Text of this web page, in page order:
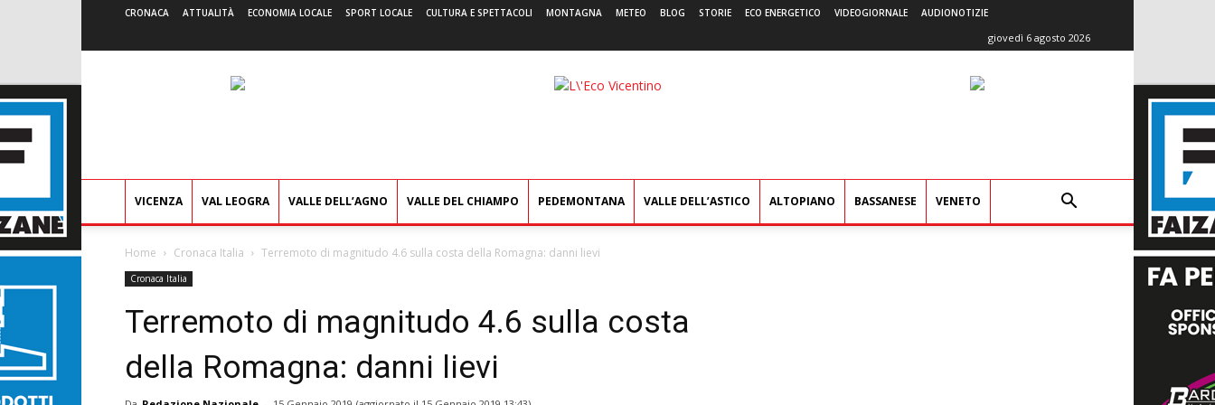
CRONACA ATTUALITÀ ECONOMIA LOCALE SPORT LOCALE CULTURA E SPETTACOLI MONTAGNA METEO BLOG STORIE ECO ENERGETICO VIDEOGIORNALE AUDIONOTIZIE
giovedì 6 agosto 2026
L'Eco
VICENZA VAL LEOGRA VALLE DELL’AGNO VALLE DEL CHIAMPO PEDEMONTANA VALLE DELL’ASTICO ALTOPIANO BASSANESE VENETO
Home Cronaca Italia Terremoto di magnitudo 4.6 sulla costa della Romagna: danni lievi
Cronaca Italia
Terremoto di magnitudo 4.6 sulla costa
della Romagna: danni lievi